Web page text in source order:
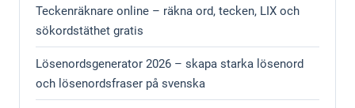
Teckenräknare online – räkna ord, tecken, LIX och
sökordstäthet gratis
Lösenordsgenerator 2026 – skapa starka lösenord
och lösenordsfraser på svenska